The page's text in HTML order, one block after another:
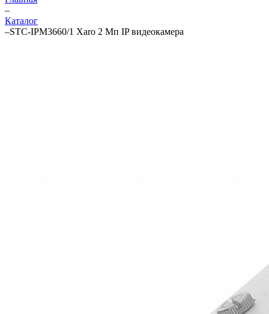
–
Каталог
–STC-IPM3660/1 Xaro 2 Мп IP видеокамера